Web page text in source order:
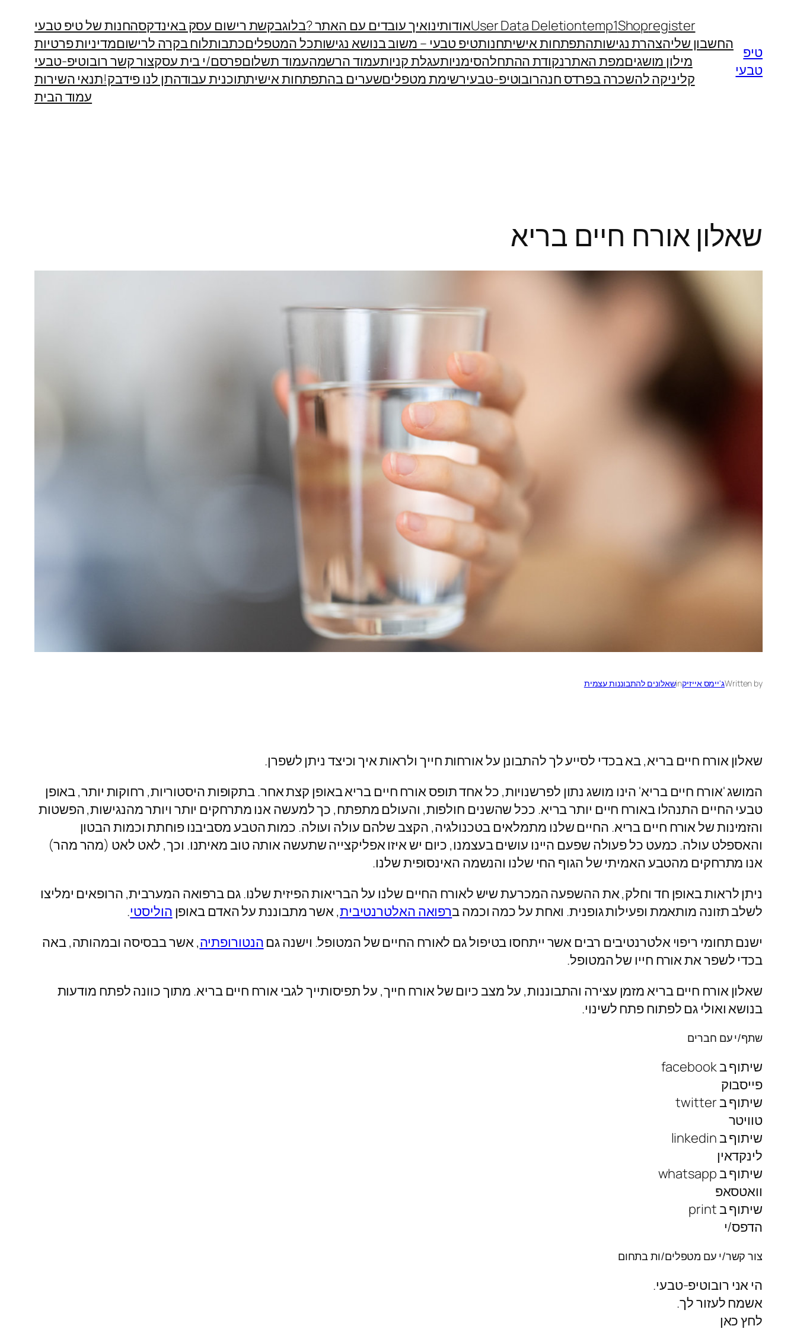
טיפ
טבעי
register
Shop
temp1
User Data Deletionאודותינואיך עובדים עם האתר ?בלוגבקשת רישום עסק באינדקסהחנות של טיפ טבעי
החשבון שליהצהרת נגישותהתפתחות אישיתחנותטיפ טבעי – משוב בנושא נגישותכל המטפליםכתבותלוח בקרה לרישוםמדיניות פרטיות
מילון מושגיםמפת האתרנקודת ההתחלהסימניותעגלת קניותעמוד הרשמהעמוד תשלוםפרסם/י בית עסקצור קשר רובוטיפ-טבעי
קליניקה להשכרה בפרדס חנהרובוטיפ-טבעירשימת מטפליםשערים בהתפתחות אישיתתוכנית עבודהתן לנו פידבק!תנאי השירות
עמוד הבית
שאלון אורח חיים בריא
Written byג'יימס אייזיקinשאלונים להתבוננות עצמית
שאלון אורח חיים בריא, בא בכדי לסייע לך להתבונן על אורחות חייך ולראות איך וכיצד ניתן לשפרן.
המושג 'אורח חיים בריא' הינו מושג נתון לפרשנויות, כל אחד תופס אורח חיים בריא באופן קצת אחר. בתקופות היסטוריות, רחוקות יותר, באופן
טבעי החיים התנהלו באורח חיים יותר בריא. ככל שהשנים חולפות, והעולם מתפתח, כך למעשה אנו מתרחקים יותר ויותר מהנגישות, הפשטות
והזמינות של אורח חיים בריא. החיים שלנו מתמלאים בטכנולגיה, הקצב שלהם עולה ועולה. כמות הטבע מסביבנו פוחתת וכמות הבטון
והאספלט עולה. כמעט כל פעולה שפעם היינו עושים בעצמנו, כיום יש איזו אפליקצייה שתעשה אותה טוב מאיתנו. וכך, לאט לאט (מהר מהר)
אנו מתרחקים מהטבע האמיתי של הגוף החי שלנו והנשמה האינסופית שלנו.
ניתן לראות באופן חד וחלק, את ההשפעה המכרעת שיש לאורח החיים שלנו על הבריאות הפיזית שלנו. גם ברפואה המערבית, הרופאים ימליצו
לשלב תזונה מותאמת ופעילות גופנית. ואחת על כמה וכמה ברפואה האלטרנטיבית, אשר מתבוננת על האדם באופן הוליסטי.
ישנם תחומי ריפוי אלטרנטיבים רבים אשר ייתחסו בטיפול גם לאורח החיים של המטופל. וישנה גםהנטורופתיה, אשר בבסיסה ובמהותה, באה
בכדי לשפר את אורח חייו של המטופל.
שאלון אורח חיים בריא מזמן עצירה והתבוננות, על מצב כיום של אורח חייך, על תפיסותייך לגבי אורח חיים בריא. מתוך כוונה לפתח מודעות
בנושא ואולי גם לפתוח פתח לשינוי.
שתף/י עם חברים
שיתוף ב facebook
פייסבוק
שיתוף ב twitter
טוויטר
שיתוף ב linkedin
לינקדאין
שיתוף ב whatsapp
וואטסאפ
שיתוף ב print
הדפס/י
צור קשר/י עם מטפלים/ות בתחום
הי אני רובוטיפ-טבעי.
אשמח לעזור לך.
לחץ כאן